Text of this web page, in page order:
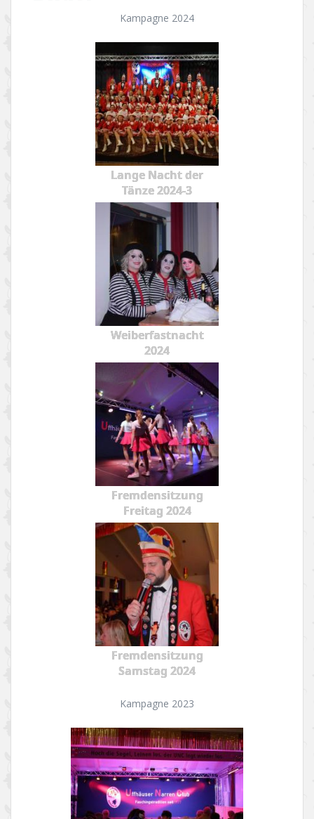
Kampagne 2024
Lange Nacht der
Tänze 2024-3
Weiberfastnacht
2024
Fremdensitzung
Freitag 2024
Fremdensitzung
Samstag 2024
Kampagne 2023